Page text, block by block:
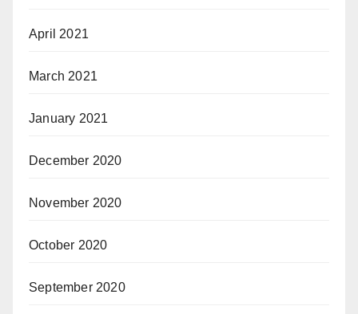
April 2021
March 2021
January 2021
December 2020
November 2020
October 2020
September 2020